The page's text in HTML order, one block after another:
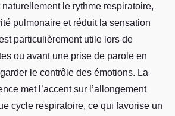
naturellement le rythme respiratoire,
pulmonaire et réduit la sensation
particulièrement utile lors de
ou avant une prise de parole en
le contrôle des émotions. La
met l’accent sur l’allongement
cycle respiratoire, ce qui favorise un